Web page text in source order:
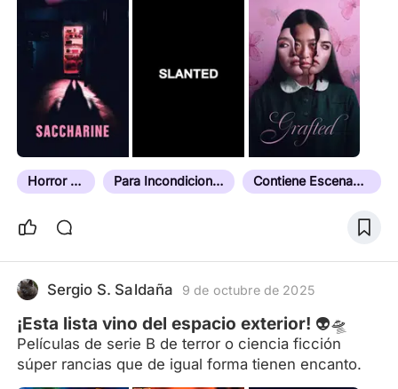
Horror Corporal Para Incondicionales del Terror Contiene Escenas Perturbadoras
Sergio S. Saldaña 9 de octubre de 2025
¡Esta lista vino del espacio exterior! 👽🛸
Películas de serie B de terror o ciencia ficción
súper rancias que de igual forma tienen encanto.